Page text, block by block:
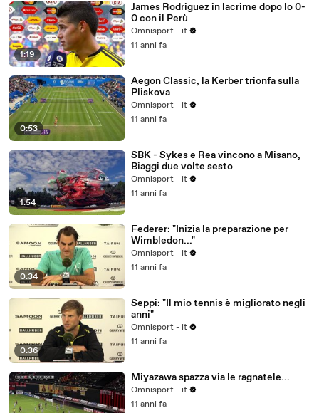
1:19
James Rodriguez in lacrime dopo lo 0-
0 con il Perù
Omnisport - it
11 anni fa
0:53
Aegon Classic, la Kerber trionfa sulla
Pliskova
Omnisport - it
11 anni fa
1:54
SBK - Sykes e Rea vincono a Misano,
Biaggi due volte sesto
Omnisport - it
11 anni fa
0:34
Federer: "Inizia la preparazione per
Wimbledon..."
Omnisport - it
11 anni fa
0:36
Seppi: "Il mio tennis è migliorato negli
anni"
Omnisport - it
11 anni fa
Miyazawa spazza via le ragnatele...
Omnisport - it
11 anni fa